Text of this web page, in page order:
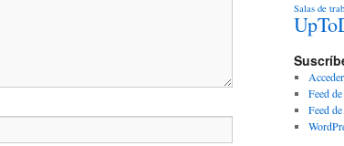
Salas de
Acceder
Feed
Feed